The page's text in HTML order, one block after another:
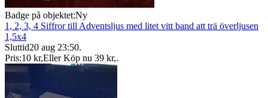
Badge på objektet:Ny
1, 2, 3, 4 Siffror till Adventsljus med litet vitt band att trä överljusen
1,5x4
Sluttid20 aug 23:50.
Pris:10 kr,Eller Köp nu 39 kr,.